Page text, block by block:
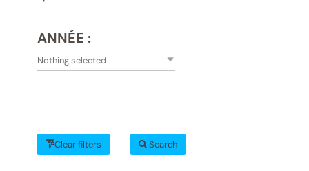
ANNÉE :
Nothing selected
Clear filters Search